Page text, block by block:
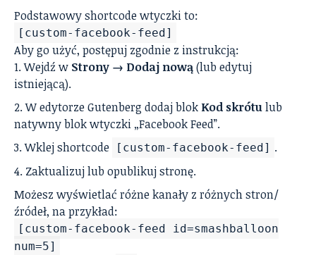
Podstawowy shortcode wtyczki to:
[custom-facebook-feed]
Aby go użyć, postępuj zgodnie z instrukcją:
Wejdź w Strony → Dodaj nową(lub edytuj
istniejącą).
W edytorze Gutenberg dodaj blok Kod skrótulub
natywny blok wtyczki „Facebook Feed”.
Wklej shortcode
[custom-facebook-feed] .
Zaktualizuj lub opublikuj stronę.
Możesz wyświetlać różne kanały z różnych stron/
źródeł, na przykład:
[custom-facebook-feed id=smashballoon
num=5]